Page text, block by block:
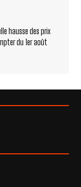
hausse des prix
du 1er août